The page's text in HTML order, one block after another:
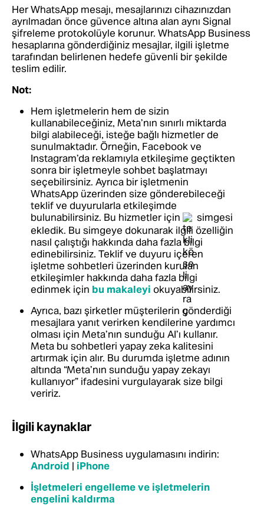
Her WhatsApp mesajı, mesajlarınızı cihazınızdan
ayrılmadan önce güvence altına alan aynı Signal
şifreleme protokolüyle korunur. WhatsApp Business
hesaplarına gönderdiğiniz mesajlar, ilgili işletme
tarafından belirlenen hedefe güvenli bir şekilde
teslim edilir.
Not:
Hem işletmelerin hem de sizin
kullanabileceğiniz, Meta’nın sınırlı miktarda
bilgi alabileceği, isteğe bağlı hizmetler de
sunulmaktadır. Örneğin, Facebook ve
Instagram’da reklamıyla etkileşime geçtikten
sonra bir işletmeyle sohbet başlatmayı
seçebilirsiniz. Ayrıca bir işletmenin
WhatsApp üzerinden size gönderebileceği
teklif ve duyurularla etkileşimde
bulunabilirsiniz. Bu hizmetler için
simgesi
ekledik. Bu simgeye dokunarak ilgili özelliğin
nasıl çalıştığı hakkında daha fazla bilgi
edinebilirsiniz. Teklif ve duyuru içeren
işletme sohbetleri üzerinden kurulan
etkileşimler hakkında daha fazla bilgi
edinmek için bu makaleyi okuyabilirsiniz.
Ayrıca, bazı şirketler müşterilerin gönderdiği
mesajlara yanıt verirken kendilerine yardımcı
olması için Meta’nın sunduğu AI’ı kullanır.
Meta bu sohbetleri yapay zeka kalitesini
artırmak için alır. Bu durumda işletme adının
altında “Meta’nın sunduğu yapay zekayı
kullanıyor” ifadesini vurgulayarak size bilgi
veririz.
İlgili kaynaklar
WhatsApp Business uygulamasını indirin:
Android | iPhone
İşletmeleri engelleme ve işletmelerin
engelini kaldırma